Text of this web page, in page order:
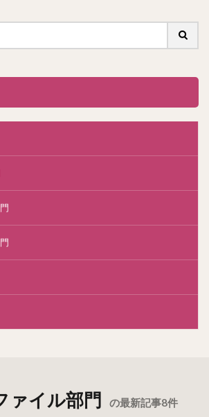
ァイル部門 の最新記事8件